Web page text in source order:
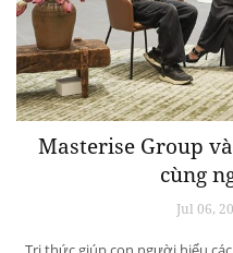
Masterise Group
cùng
Jul 06,